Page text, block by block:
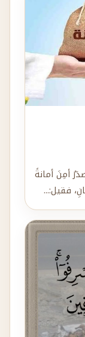
أمِنَ أمانةً
فقيل:...